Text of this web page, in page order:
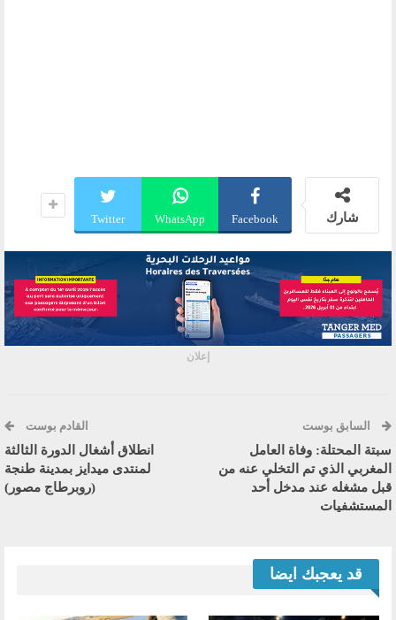
شارك Facebook
WhatsApp
Twitter
إعلان
السابق بوست
سبتة المحتلة: وفاة العامل
المغربي الذي تم التخلي عنه من
قبل مشغله عند مدخل أحد
المستشفيات
القادم بوست
انطلاق أشغال الدورة الثالثة
لمنتدى ميدايز بمدينة طنجة
(روبرطاج مصور)
قد يعجبك ايضا